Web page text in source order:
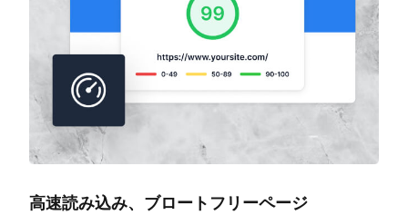
高速読み込み、ブロートフリーページ